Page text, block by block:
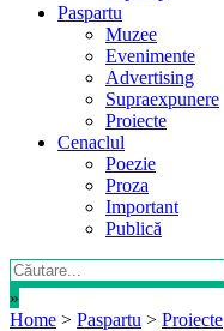
Paspartu
Muzee
Evenimente
Advertising
Supraexpunere
Proiecte
Cenaclul
Poezie
Proza
Important
Publică
»
Home > Paspartu > Proiecte